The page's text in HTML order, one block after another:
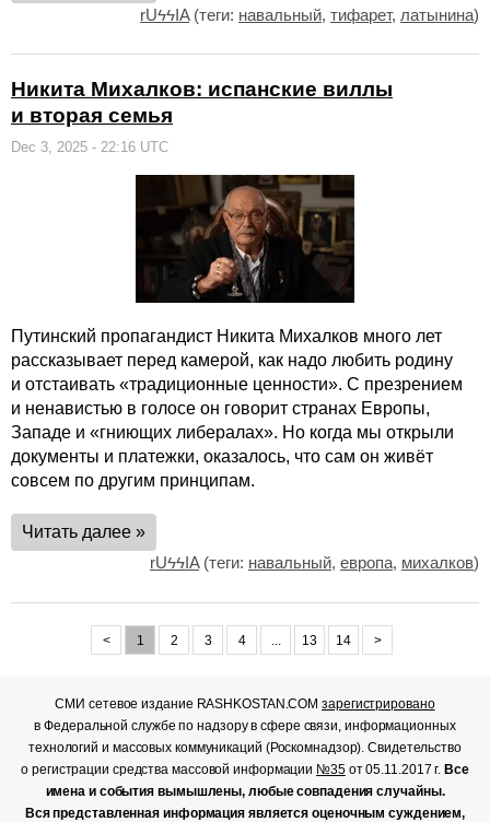
rUϟϟIA(теги: навальный, тифарет, латынина)
Никита Михалков: испанские виллы
и вторая семья
Dec 3, 2025 - 22:16 UTC
Путинский пропагандист Никита Михалков много лет
рассказывает перед камерой, как надо любить родину
и отстаивать «традиционные ценности». С презрением
и ненавистью в голосе он говорит странах Европы,
Западе и «гниющих либералах». Но когда мы открыли
документы и платежки, оказалось, что сам он живёт
совсем по другим принципам.
Читать далее »
rUϟϟIA(теги: навальный, европа, михалков)
< 1 2 3 4 ... 13 14 >
СМИ сетевое издание RASHKOSTAN.COMзарегистрировано
в Федеральной службе по надзору в сфере связи, информационных
технологий и массовых коммуникаций (Роскомнадзор). Свидетельство
о регистрации средства массовой информации №35от 05.11.2017 г. Все
имена и события вымышлены, любые совпадения случайны.
Вся представленная информация является оценочным суждением,